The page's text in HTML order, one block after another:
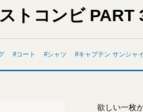
トコンビ PART
コート シャツ キャプテン サンシャ
欲しい一枚